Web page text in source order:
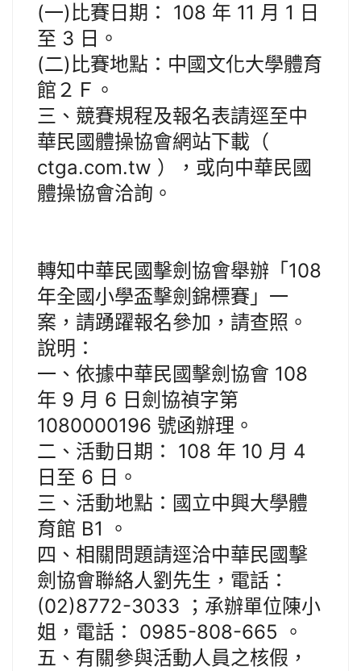
(一)比賽日期： 108 年 11 月 1 日
至 3 日。
(二)比賽地點：中國文化大學體育
館２Ｆ。
三、競賽規程及報名表請逕至中
華民國體操協會網站下載（
ctga.com.tw ），或向中華民國
體操協會洽詢。
轉知中華民國擊劍協會舉辦「108
年全國小學盃擊劍錦標賽」一
案，請踴躍報名參加，請查照。
說明：
一、依據中華民國擊劍協會 108
年 9 月 6 日劍協禎字第
1080000196 號函辦理。
二、活動日期： 108 年 10 月 4
日至 6 日。
三、活動地點：國立中興大學體
育館 B1 。
四、相關問題請逕洽中華民國擊
劍協會聯絡人劉先生，電話：
(02)8772-3033 ；承辦單位陳小
姐，電話： 0985-808-665 。
五、有關參與活動人員之核假，